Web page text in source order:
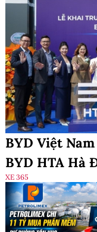
BYD Việt
BYD HTA Hà
XE 365